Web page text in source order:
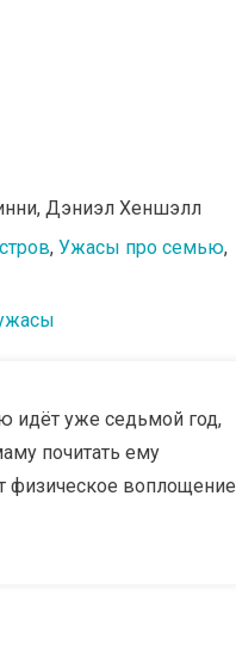
Дэниэл Хеншэлл
, Ужасы про семью,
идёт уже седьмой год,
почитать ему
физическое воплощение